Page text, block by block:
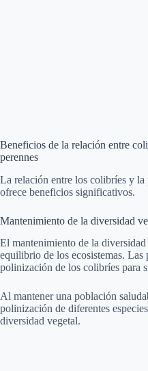
Beneficios de la relación entre
perennes
La relación entre los colibríes y
ofrece beneficios significativos.
Mantenimiento de la diversidad
El mantenimiento de la
equilibrio de los ecosistemas. Las
polinización de los colibríes para
Al mantener una población
polinización de diferentes
diversidad vegetal.